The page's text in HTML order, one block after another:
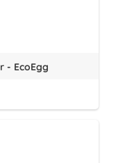
- EcoEgg